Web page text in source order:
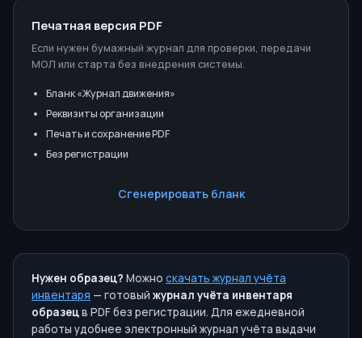
Печатная версия PDF
Если нужен бумажный журнал для проверки, передачи
МОЛ или старта без внедрения системы.
Бланк «Журнал движения»
Реквизиты организации
Печать и сохранение PDF
Без регистрации
Сгенерировать бланк
Нужен образец? Можно скачать журнал учёта
инвентаря — готовый журнал учёта инвентаря
образецв PDF без регистрации. Для ежедневной
работы удобнее электронный журнал учёта выдачи